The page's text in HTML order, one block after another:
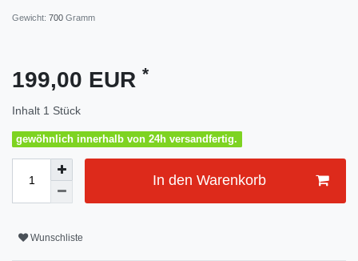
Gewicht: 700 Gramm
199,00 EUR *
Inhalt 1 Stück
gewöhnlich innerhalb von 24h versandfertig.
In den Warenkorb
Wunschliste